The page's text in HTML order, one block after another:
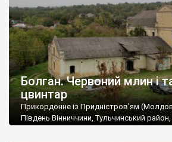
Болган. Червоний млин і
цвинтар
Прикордонне із Придністров’ям
Південь Вінниччини, Тульчинський